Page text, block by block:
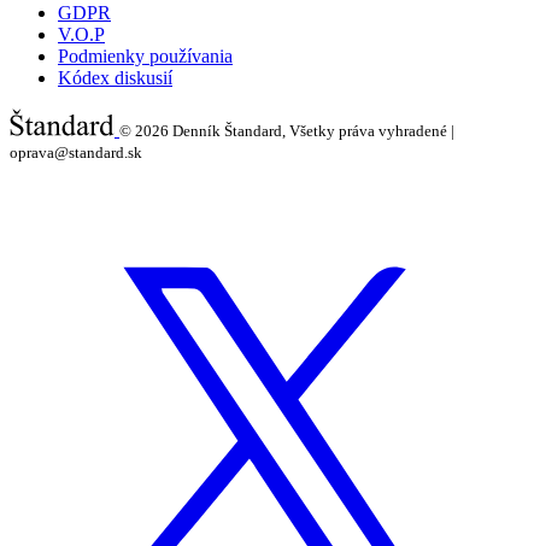
GDPR
V.O.P
Podmienky používania
Kódex diskusií
© 2026 Denník Štandard, Všetky práva vyhradené |
oprava@standard.sk